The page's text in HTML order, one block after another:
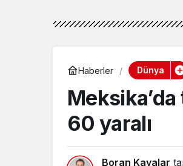
Haberler Dünya
60 yaralı
Boran Kayalar